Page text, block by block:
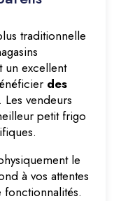
traditionnelle
un excellent
des
Les vendeurs
petit frigo
le
à vos attentes